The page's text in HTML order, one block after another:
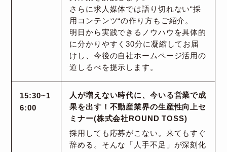
さらに求人媒体では語り切れない“採
用コンテンツ“の作り方もご紹介。
明日から実践できるノウハウを具体的
に分かりやすく30分に凝縮してお届
けし、今後の自社ホームページ活用の
道しるべを提示します。
15:30~1
6:00
人が増えない時代に、今いる営業で成
果を出す！不動産業界の生産性向上セ
ミナー(株式会社ROUND TOSS)
採用しても応募がこない。来てもすぐ
辞める。そんな「人手不足」が深刻化